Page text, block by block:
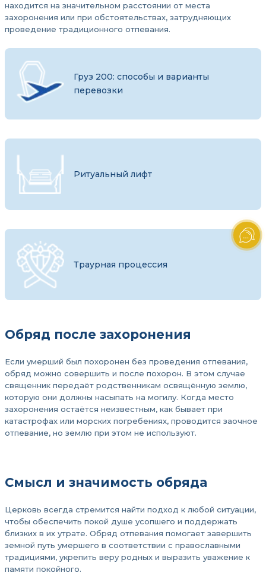
находится на значительном расстоянии от места
захоронения или при обстоятельствах, затрудняющих
проведение традиционного отпевания.
Груз 200: способы и варианты
перевозки
Ритуальный лифт
Траурная процессия
Обряд после захоронения
Если умерший был похоронен без проведения отпевания,
обряд можно совершить и после похорон. В этом случае
священник передаёт родственникам освящённую землю,
которую они должны насыпать на могилу. Когда место
захоронения остаётся неизвестным, как бывает при
катастрофах или морских погребениях, проводится заочное
отпевание, но землю при этом не используют.
Смысл и значимость обряда
Церковь всегда стремится найти подход к любой ситуации,
чтобы обеспечить покой душе усопшего и поддержать
близких в их утрате. Обряд отпевания помогает завершить
земной путь умершего в соответствии с православными
традициями, укрепить веру родных и выразить уважение к
памяти покойного.